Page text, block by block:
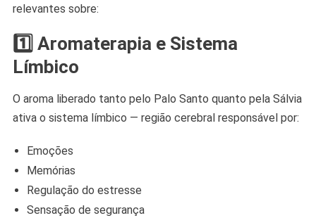
relevantes sobre:
1️⃣ Aromaterapia e Sistema
Límbico
O aroma liberado tanto pelo Palo Santo quanto pela Sálvia
ativa o sistema límbico — região cerebral responsável por:
Emoções
Memórias
Regulação do estresse
Sensação de segurança